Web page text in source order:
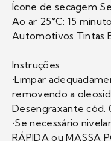
Ícone de secagem
Ao ar 25°C: 15
Automotivos Tintas
Instruções
•Limpar
removendo a
Desengraxante cód.
•Se necessário
RÁPIDA ou MASSA